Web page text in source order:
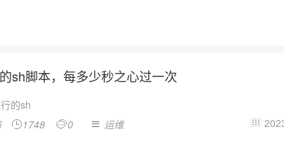
sh脚本，每多少秒之心过一次
的sh
1748 0  运维 